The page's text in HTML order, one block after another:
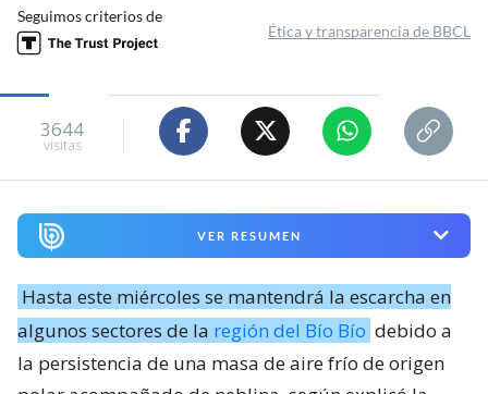
Seguimos criterios de
Ética y transparencia de BBCL
3644
visitas
VER RESUMEN
Hasta este miércoles se mantendrá la escarcha en
algunos sectores de la región del Bío Bío debido a
la persistencia de una masa de aire frío de origen